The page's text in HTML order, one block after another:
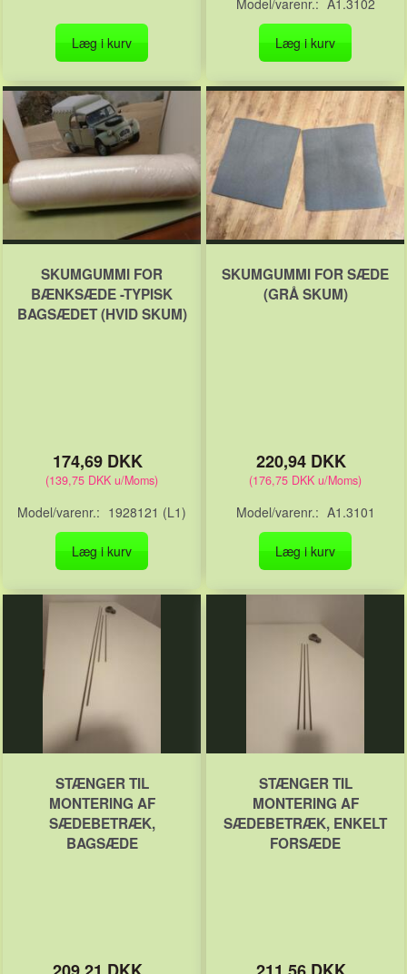
Læg i kurv Læg i kurv
SKUMGUMMI FOR
BÆNKSÆDE -TYPISK
BAGSÆDET (HVID SKUM)
174,69 DKK
(139,75 DKK u/Moms)
Model/varenr.: 1928121 (L1)
Læg i kurv
SKUMGUMMI FOR SÆDE
(GRÅ SKUM)
220,94 DKK
(176,75 DKK u/Moms)
Model/varenr.: A1.3101
Læg i kurv
STÆNGER TIL
MONTERING AF
SÆDEBETRÆK,
BAGSÆDE
STÆNGER TIL
MONTERING AF
SÆDEBETRÆK, ENKELT
FORSÆDE